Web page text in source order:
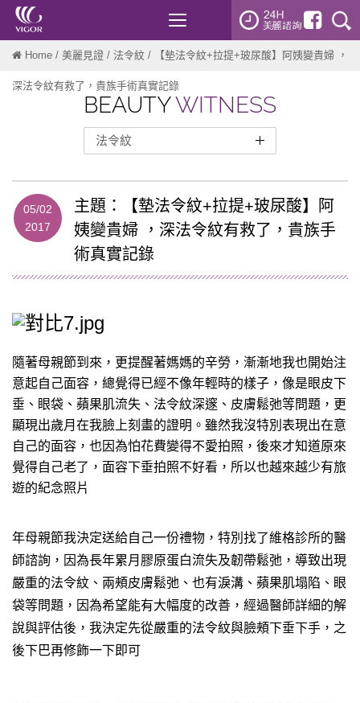
Toggle
navigation
Home / 美麗見證 / 法令紋 / 【墊法令紋+拉提+玻尿酸】阿姨變貴婦 ，
深法令紋有救了，貴族手術真實記錄
法令紋
曼陀女王波
雙眼皮
開眼頭
眼袋
自體脂肪隆乳
精雕抽脂
自體脂肪補脂
超能電漿
果凍隆乳
醫美微整
雷射光療
靚顏美體
減重門診
BEAUTYWITNESS
05/02
2017
主題：【墊法令紋+拉提+玻尿酸】阿
姨變貴婦 ，深法令紋有救了，貴族手
術真實記錄
隨著母親節到來，更提醒著媽媽的辛勞，漸漸地我也開始注
意起自己面容，總覺得已經不像年輕時的樣子，像是眼皮下
垂、眼袋、蘋果肌流失、法令紋深邃、皮膚鬆弛等問題，更
顯現出歲月在我臉上刻畫的證明。雖然我沒特別表現出在意
自己的面容，也因為怕花費變得不愛拍照，後來才知道原來
覺得自己老了，面容下垂拍照不好看，所以也越來越少有旅
遊的紀念照片
年母親節我決定送給自己一份禮物，特別找了維格診所的醫
師諮詢，因為長年累月膠原蛋白流失及韌帶鬆弛，導致出現
嚴重的法令紋、兩頰皮膚鬆弛、也有淚溝、蘋果肌塌陷、眼
袋等問題，因為希望能有大幅度的改善，經過醫師詳細的解
說與評估後，我決定先從嚴重的法令紋與臉頰下垂下手，之
後下巴再修飾一下即可